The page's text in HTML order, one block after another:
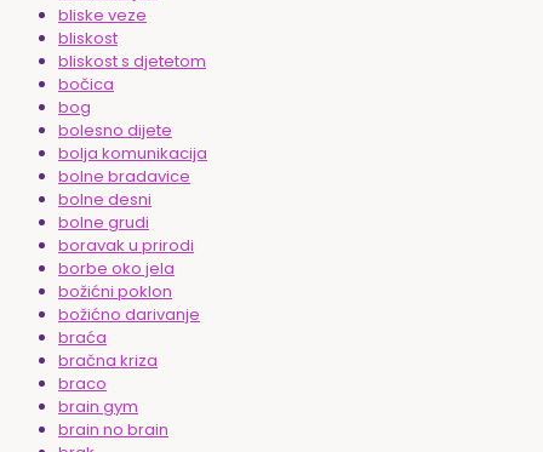
bliske veze
bliskost
bliskost s djetetom
bočica
bog
bolesno dijete
bolja komunikacija
bolne bradavice
bolne desni
bolne grudi
boravak u prirodi
borbe oko jela
božićni poklon
božićno darivanje
braća
bračna kriza
braco
brain gym
brain no brain